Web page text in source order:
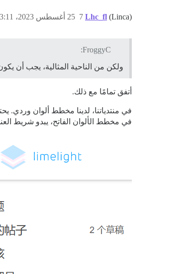
Lhc_fl (Linca) 25 أغسطس 2023، 3:11ص 7
FroggyC:
ولكن من الناحية المثالية، يجب أن
أتفق تمامًا مع ذلك.
في منتدياتنا، لدينا مخطط ألوان
في مخطط الألوان الفاتح، يبدو شريط